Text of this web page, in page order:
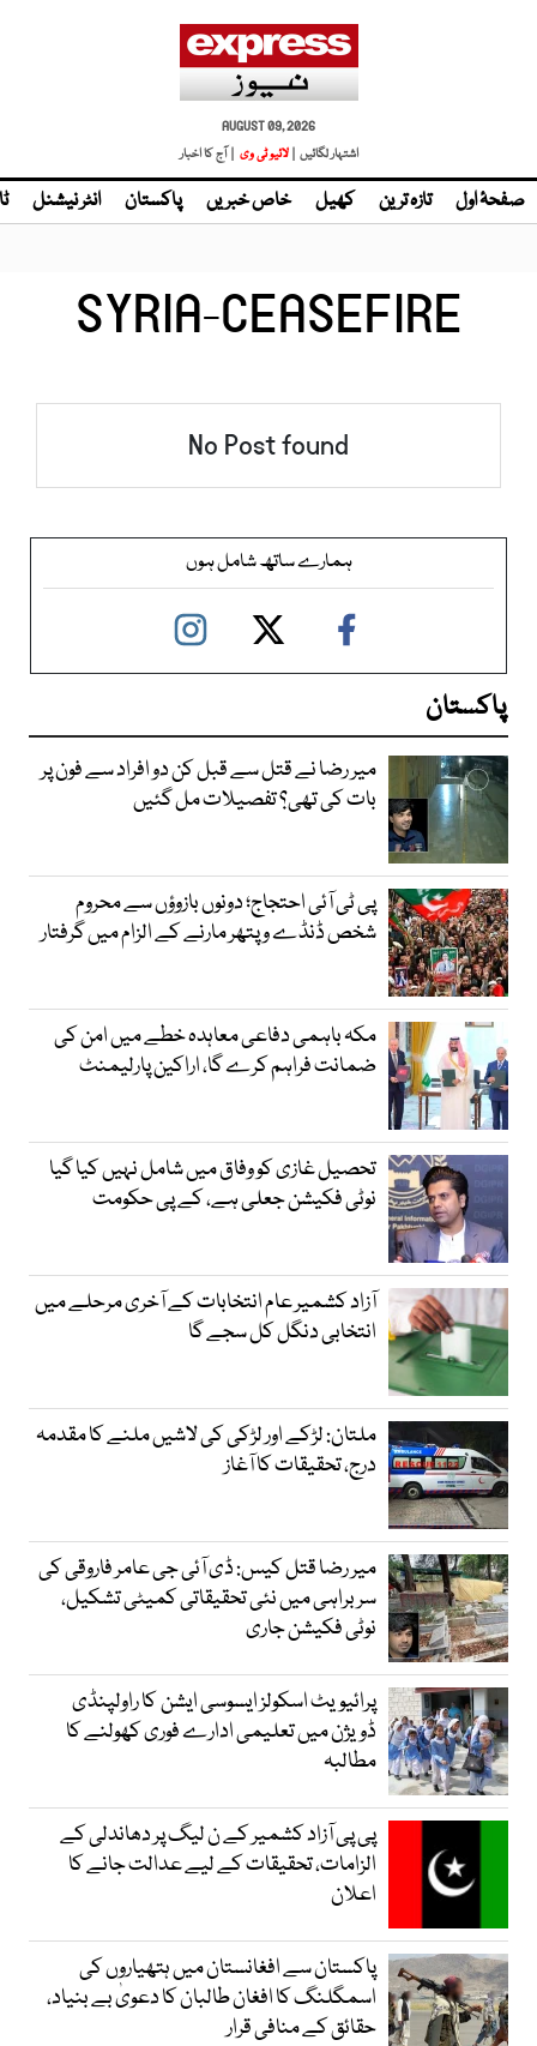
AUGUST 09, 2026
اشتہار لگائیں | لائیو ٹی وی | آج کا اخبار
صفحۂ اول تازہ ترین کھیل خاص خبریں پاکستان انٹر نیشنل
SYRIA-CEASEFIRE
No Post found
ہمارے ساتھ شامل ہوں
پاکستان
میر رضا نے قتل سے قبل کن دو افراد سے فون پر
بات کی تھی؟ تفصیلات مل گئیں
پی ٹی آئی احتجاج؛ دونوں بازوؤں سے محروم
شخص ڈنڈے و پتھر مارنے کے الزام میں گرفتار
مکہ باہمی دفاعی معاہدہ خطے میں امن کی
ضمانت فراہم کرے گا، اراکین پارلیمنٹ
تحصیل غازی کو وفاق میں شامل نہیں کیا گیا
نوٹی فکیشن جعلی ہے، کے پی حکومت
آزاد کشمیر عام انتخابات کے آخری مرحلے میں
انتخابی دنگل کل سجے گا
ملتان: لڑکے اور لڑکی کی لاشیں ملنے کا مقدمہ
درج، تحقیقات کا آغاز
میر رضا قتل کیس: ڈی آئی جی عامر فاروقی کی
سربراہی میں نئی تحقیقاتی کمیٹی تشکیل،
نوٹی فکیشن جاری
پرائیویٹ اسکولز ایسوسی ایشن کا راولپنڈی
ڈویژن میں تعلیمی ادارے فوری کھولنے کا
مطالبہ
پی پی آزاد کشمیر کے ن لیگ پر دھاندلی کے
الزامات، تحقیقات کے لیے عدالت جانے کا
اعلان
پاکستان سے افغانستان میں ہتھیاروں کی
اسمگلنگ کا افغان طالبان کا دعویٰ بے بنیاد،
حقائق کے منافی قرار